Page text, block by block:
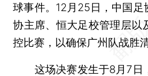
球事件。12月25日，中国足
协主席、恒大足校管理层以
控比赛，以确保广州队战胜
这场决赛发生于8月7日